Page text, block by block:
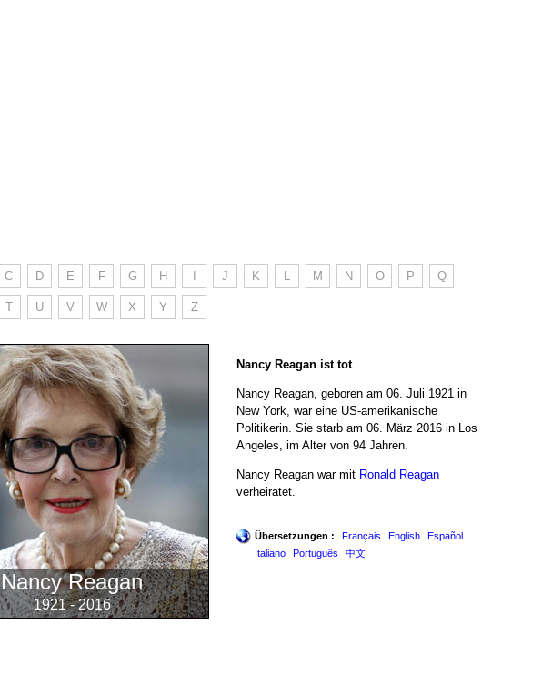
C D E F G H J K L M N O P Q
T U V W X Y Z
Nancy Reagan
1921 - 2016
Nancy Reagan ist tot
Nancy Reagan, geboren am 06. Juli 1921 in
New York, war eine US-amerikanische
Politikerin. Sie starb am 06. März 2016 in Los
Angeles, im Alter von 94 Jahren.
Nancy Reagan war mit Ronald Reagan
verheiratet.
Übersetzungen : Français English
Español
Italiano
Português 中文